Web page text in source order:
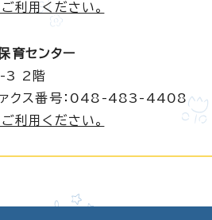
利用ください。
育センター
3 2階
クス番号：048-483-4408
利用ください。